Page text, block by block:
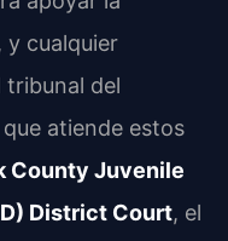
y cualquier
tribunal del
atiende estos
County Juvenile
District Court, el